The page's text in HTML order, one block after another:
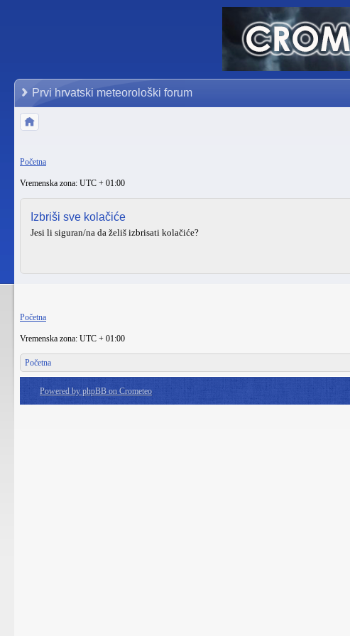
Prvi hrvatski meteorološki forum
Početna
Vremenska zona: UTC + 01:00
Izbriši sve kolačiće
Jesi li siguran/na da želiš izbrisati kolačiće?
Početna
Vremenska zona: UTC + 01:00
Početna
Powered by phpBB on Crometeo